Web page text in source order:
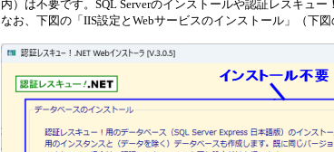
内）は不要です。SQL Serverのインストールや認証レスキュー
なお、下図の「IIS設定とWebサービスのインストール」
（下